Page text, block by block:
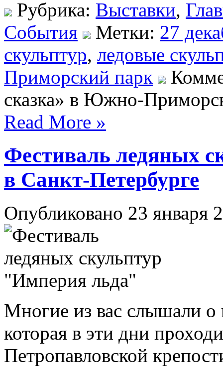
Рубрика: Выставки,
События
Метки: 27
скульптур, ледовые
Приморский парк
сказка» в Южно-
Read More »
Фестиваль ледяных
в Санкт-Петербурге
Опубликовано 23 января
Многие из вас слышали о
которая в эти дни
Петропавловской